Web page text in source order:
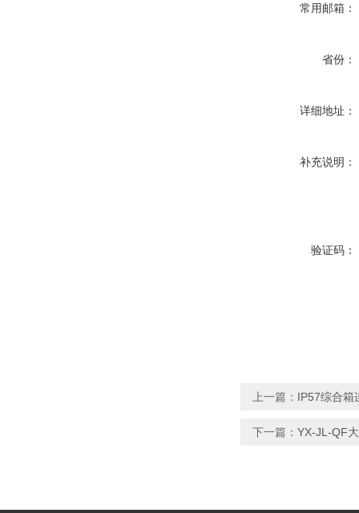
常用邮箱：
省份：
详细地址：
补充说明：
验证码：
上一篇： IP57综合箱
下一篇： YX-JL-QF